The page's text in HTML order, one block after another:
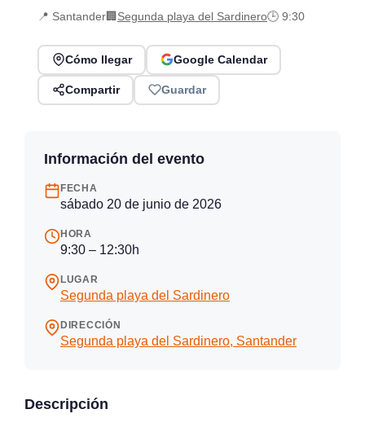
📍 Santander🏢Segunda playa del Sardinero🕒 9:30
Cómo llegar Google Calendar
Compartir Guardar
Información del evento
FECHA
sábado 20 de junio de 2026
HORA
9:30 – 12:30h
LUGAR
Segunda playa del Sardinero
DIRECCIÓN
Segunda playa del Sardinero, Santander
Descripción